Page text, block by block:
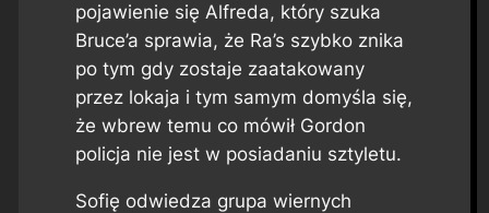
pojawienie się Alfreda, który szuka
Bruce’a sprawia, że Ra’s szybko znika
po tym gdy zostaje zaatakowany
przez lokaja i tym samym domyśla się,
że wbrew temu co mówił Gordon
policja nie jest w posiadaniu sztyletu.
Sofię odwiedza grupa wiernych